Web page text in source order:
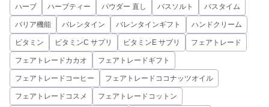
ハーブ ハーブティー パウダー 直し バスソルト バスタイム
バリア機能 バレンタイン バレンタインギフト ハンドクリーム
ビタミン ビタミンC サプリ ビタミンE サプリ フェアトレード
フェアトレードカカオ フェアトレードギフト
フェアトレードコーヒー フェアトレードココナッツオイル
フェアトレードコスメ フェアトレードコットン